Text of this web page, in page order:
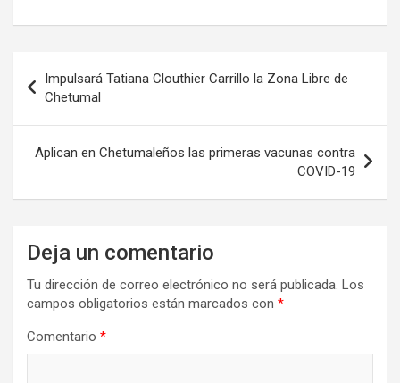
de
entradas
Impulsará Tatiana Clouthier Carrillo la Zona Libre de
Chetumal
Aplican en Chetumaleños las primeras vacunas contra
COVID-19
Deja un comentario
Tu dirección de correo electrónico no será publicada. Los
campos obligatorios están marcados con *
Comentario *